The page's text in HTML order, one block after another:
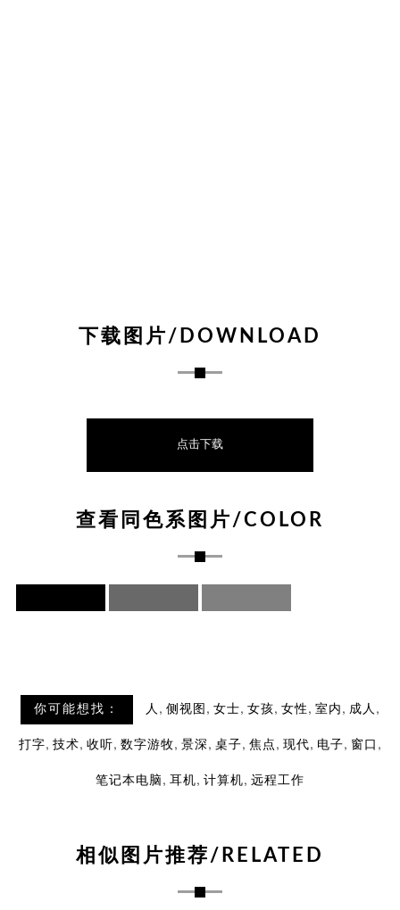
下载图片/DOWNLOAD
点击下载
查看同色系图片/COLOR
你可能想找： 人 , 侧视图 , 女士, 女孩, 女性 , 室内 , 成人 ,
打字, 技术, 收听, 数字游牧, 景深, 桌子, 焦点 , 现代, 电子, 窗口 ,
笔记本电脑 , 耳机, 计算机, 远程工作
相似图片推荐/RELATED